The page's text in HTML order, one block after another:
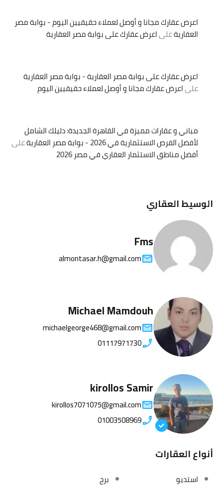
اعرض عقارك مجانا و أوصل لعملاء حقيقيين اليوم - بوابة مصر
العقاريةعلىاعرض عقارك على بوابة مصر العقارية
اعرض عقارك على بوابة مصر العقارية - بوابة مصر العقارية
علىاعرض عقارك مجانا و أوصل لعملاء حقيقيين اليوم
مباني و عقارات مميزة في القاهرة الجديدة: دليلك الشامل
لأفضل الفرص الاستثمارية في 2026 - بوابة مصر العقارية
على
أفضل مناطق الاستثمار العقاري في مصر 2026
الوسيط العقاري
Fms
almontasar.h@gmail.com
Michael Mamdouh
michaelgeorge468@gmail.com
01117971730
kirollos Samir
kirollos7071075@gmail.com
01003508969
أنواع العقارات
استديو
برج